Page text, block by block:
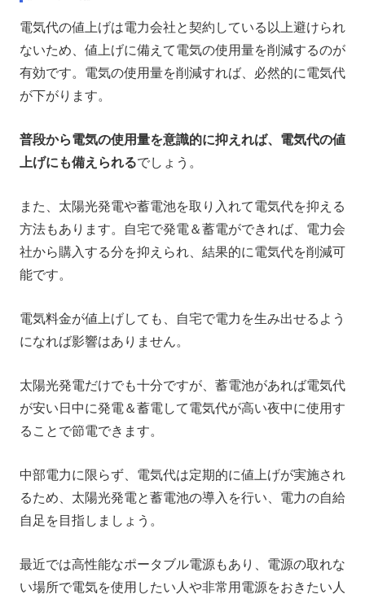
電気代の値上げは電力会社と契約している以上避けられ
ないため、値上げに備えて電気の使用量を削減するのが
有効です。電気の使用量を削減すれば、必然的に電気代
が下がります。
普段から電気の使用量を意識的に抑えれば、電気代の値
上げにも備えられるでしょう。
また、太陽光発電や蓄電池を取り入れて電気代を抑える
方法もあります。自宅で発電＆蓄電ができれば、電力会
社から購入する分を抑えられ、結果的に電気代を削減可
能です。
電気料金が値上げしても、自宅で電力を生み出せるよう
になれば影響はありません。
太陽光発電だけでも十分ですが、蓄電池があれば電気代
が安い日中に発電＆蓄電して電気代が高い夜中に使用す
ることで節電できます。
中部電力に限らず、電気代は定期的に値上げが実施され
るため、太陽光発電と蓄電池の導入を行い、電力の自給
自足を目指しましょう。
最近では高性能なポータブル電源もあり、電源の取れな
い場所で電気を使用したい人や非常用電源をおきたい人